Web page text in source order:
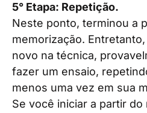
5° Etapa: Repetição.
Neste ponto, terminou a
memorização.
novo na técnica,
fazer um ensaio,
menos uma vez em sua
Se você iniciar a partir